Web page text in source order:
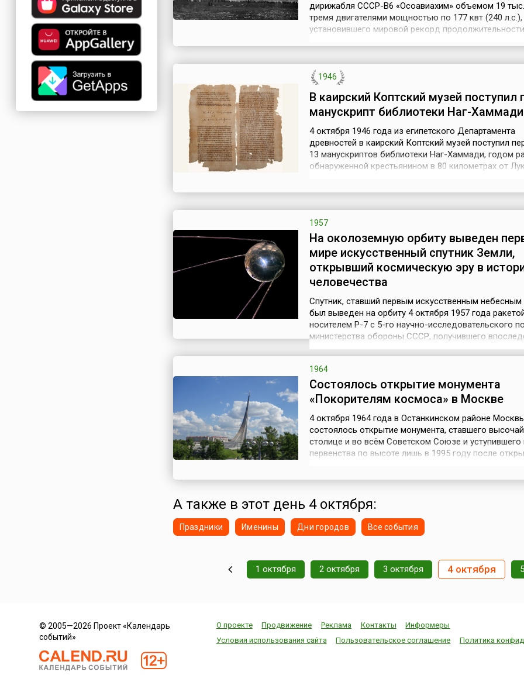
дирижабля СССР-В6 «Осоавиахим» объемом 19
тремя двигателями мощностью по 177 квт (240 л.с.),
установившего мировой рекорд
маршруту станция Долгопрудная (север
области; ныне город Долгопрудный) –...
1946
В каирский Коптский музей поступил
манускрипт библиотеки Наг-Хаммади
4 октября 1946 года из египетского Департамента
древностей в каирский Коптский музей поступил
13 манускриптов библиотеки Наг-Хаммади, годом
обнаруженной крестьянином в 80 километрах от
христианский св...
1957
На околоземную орбиту выведен
мире искусственный спутник Земли,
открывший космическую эру в
человечества
Спутник, ставший первым искусственным небесным
был выведен на орбиту 4 октября 1957 года
носителем Р-7 с 5-го научно-исследовательского
министерства обороны СССР, получившего
аппарат ПС-1 (простейший спутник-1) представлял
шар диаметром 58 сантиметров, весил 83,6
оснащён четырьмя шт...
1964
Состоялось открытие монумента
«Покорителям космоса» в Москве
4 октября 1964 года в Останкинском районе
состоялось открытие монумента, ставшего
столице и во всём Советском Союзе и уступившего
первенства по высоте лишь в 1995 году после
высота которого составляет 1...
А также в этот день 4 октября:
Праздники Именины Дни городов Все события
1 октября 2 октября 3 октября 4 октября
© 2005—2026 Проект «Календарь
событий»
О проекте Продвижение Реклама Контакты
Информеры
Условия использования сайта
Пользовательское соглашение Политика